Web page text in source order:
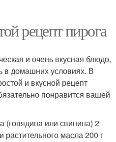
рецепт пирога
и очень вкусная блюдо,
в домашних условиях. В
и вкусной рецепт
понравится вашей
(говядина или свинина) 2
масла 200 г